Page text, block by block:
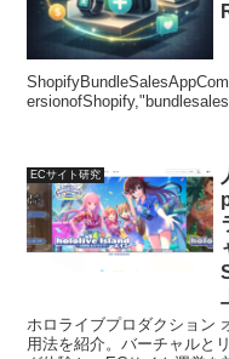
ECサイト研究
ホロライブプロダクション
用法を紹介。バーチャルと